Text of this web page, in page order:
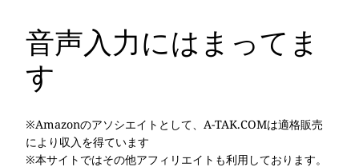
音声入力にはまってま
す
※Amazonのアソシエイトとして、A-TAK.COMは適格販売
により収入を得ています
※本サイトではその他アフィリエイトも利用しております。